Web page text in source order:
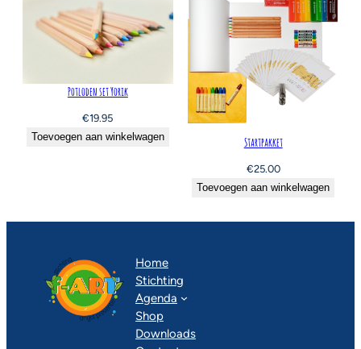
Potloden set Yorik
€19.95
Toevoegen aan winkelwagen
Startpakket
€25.00
Toevoegen aan winkelwagen
Home
Stichting
Agenda
Shop
Downloads